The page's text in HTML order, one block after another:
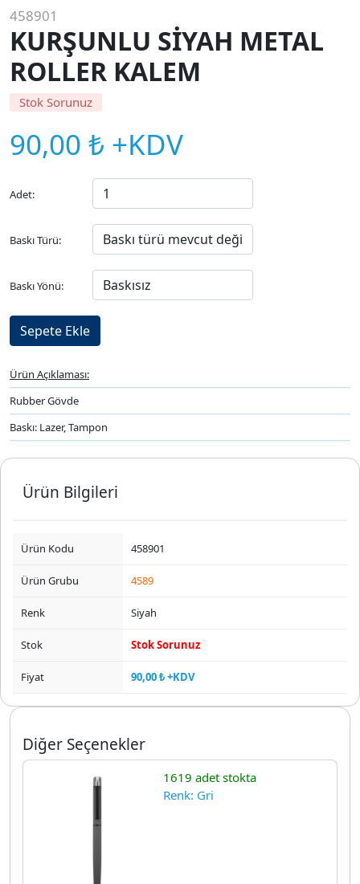
458901
KURŞUNLU SİYAH METAL
ROLLER KALEM
Stok Sorunuz
90,00 ₺ +KDV
Adet:
Baskı Türü:
Baskı Yönü:
Ürün Açıklaması:
Rubber Gövde
Baskı: Lazer, Tampon
Ürün Bilgileri
Ürün Kodu 458901
Ürün Grubu 4589
Renk Siyah
Stok Stok Sorunuz
Fiyat 90,00 ₺ +KDV
Diğer Seçenekler
1619 adet stokta
Renk: Gri